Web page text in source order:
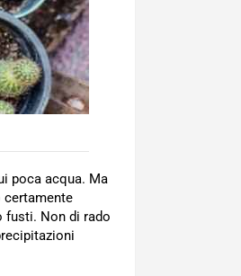
poca acqua. Ma
certamente
fusti. Non di rado